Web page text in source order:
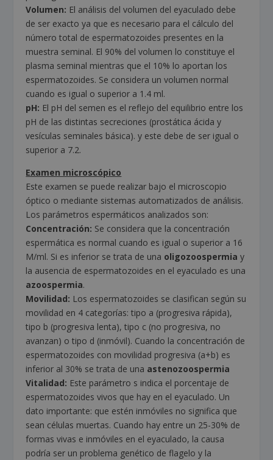
Volumen: El análisis del volumen del eyaculado debe
de ser exacto ya que es necesario para el cálculo del
número total de espermatozoides presentes en la
muestra seminal. El 90% del volumen lo constituye el
plasma seminal mientras que el 10% lo aportan los
espermatozoides. Se considera un volumen normal
cuando es igual o superior a 1.4 ml.
pH: El pH del semen es el reflejo del equilibrio entre los
pH de las distintas secreciones (prostática ácida y
vesículas seminales básica). y este debe de ser igual o
superior a 7.2.
Examen microscópico
Este examen se puede realizar bajo el microscopio
óptico o mediante sistemas automatizados de análisis.
Los parámetros espermáticos analizados son:
Concentración: Se considera que la concentración
espermática es normal cuando es igual o superior a 16
M/ml. Si es inferior se trata de una oligozoospermia y
la ausencia de espermatozoides en el eyaculado es una
azoospermia.
Movilidad: Los espermatozoides se clasifican según su
movilidad en 4 categorías: tipo a (progresiva rápida),
tipo b (progresiva lenta), tipo c (no progresiva, no
avanzan) o tipo d (inmóvil). Cuando la concentración de
espermatozoides con movilidad progresiva (a+b) es
inferior al 30% se trata de una astenozoospermia
Vitalidad: Este parámetro s indica el porcentaje de
espermatozoides vivos que hay en el eyaculado. Un
dato importante: que estén inmóviles no significa que
sean células muertas. Cuando hay entre un 25-30% de
formas vivas e inmóviles en el eyaculado, la causa
podría ser un problema genético de flagelo y la